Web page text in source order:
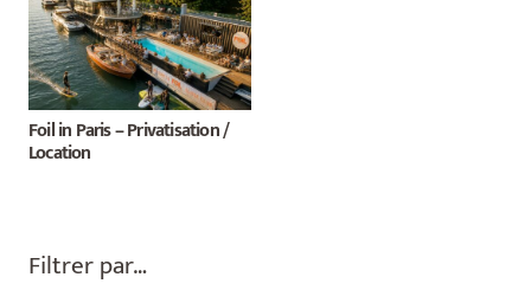
Foil in Paris – Privatisation /
Location
Filtrer par…